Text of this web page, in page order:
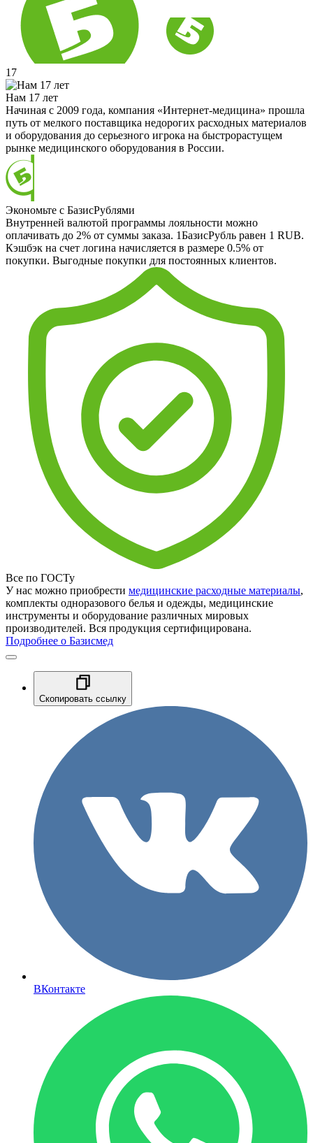
17
Нам 17 лет
Начиная с 2009 года, компания «Интернет-медицина» прошла
путь от мелкого поставщика недорогих расходных материалов
и оборудования до серьезного игрока на быстрорастущем
рынке медицинского оборудования в России.
Экономьте с БазисРублями
Внутренней валютой программы лояльности можно
оплачивать до 2% от суммы заказа. 1БазисРубль равен 1 RUB.
Кэшбэк на счет логина начисляется в размере 0.5% от
покупки. Выгодные покупки для постоянных клиентов.
Все по ГОСТу
У нас можно приобрести медицинские расходные материалы,
комплекты одноразового белья и одежды, медицинские
инструменты и оборудование различных мировых
производителей. Вся продукция сертифицирована.
Подробнее о Базисмед
Скопировать ссылку
ВКонтакте